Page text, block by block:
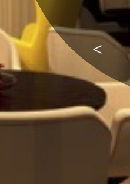
VO
RH
ERI
GE
R
BEI
TRA
Wohn
konz